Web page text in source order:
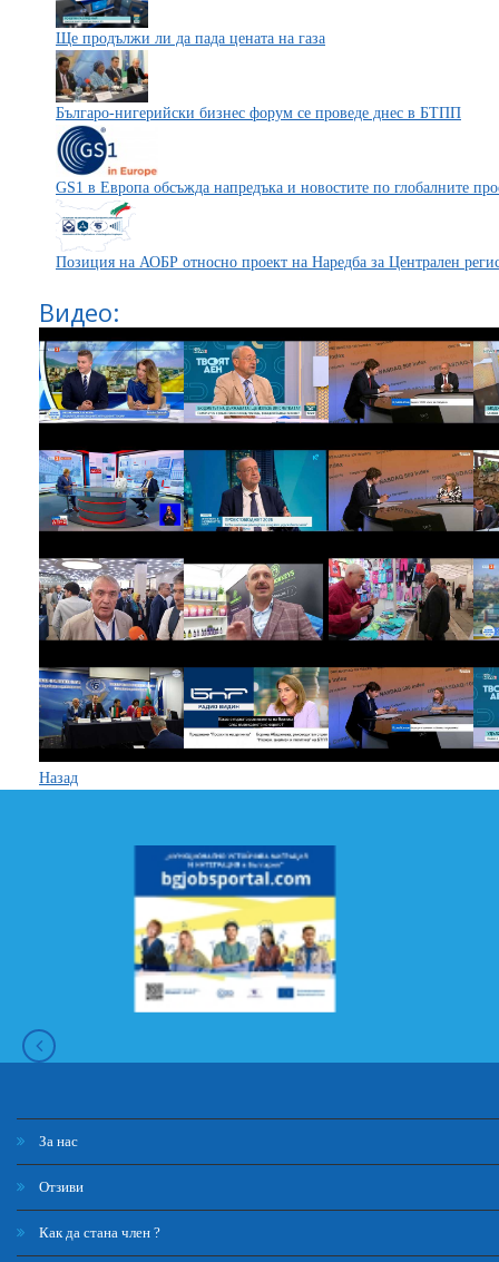
Ще продължи ли да пада цената на газа
Българо-нигерийски бизнес форум се проведе днес в БТПП
GS1 в Европа обсъжда напредъка и новостите по глобалните
Позиция на АОБР относно проект на Наредба за Централен
Видео:
Назад
За нас
Отзиви
Как да стана член ?